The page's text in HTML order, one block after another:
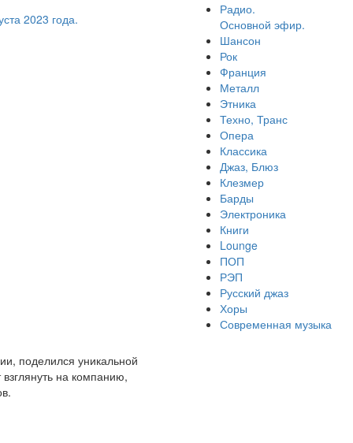
2023 года.
поделился уникальной
на компанию,
Радио.
Основной эфир.
Шансон
Рок
Франция
Металл
Этника
Техно, Транс
Опера
Классика
Джаз, Блюз
Клезмер
Барды
Электроника
Книги
Lounge
ПОП
РЭП
Русский джаз
Хоры
Современная музыка